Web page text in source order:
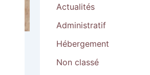
Actualités
Administratif
Hébergement
Non classé